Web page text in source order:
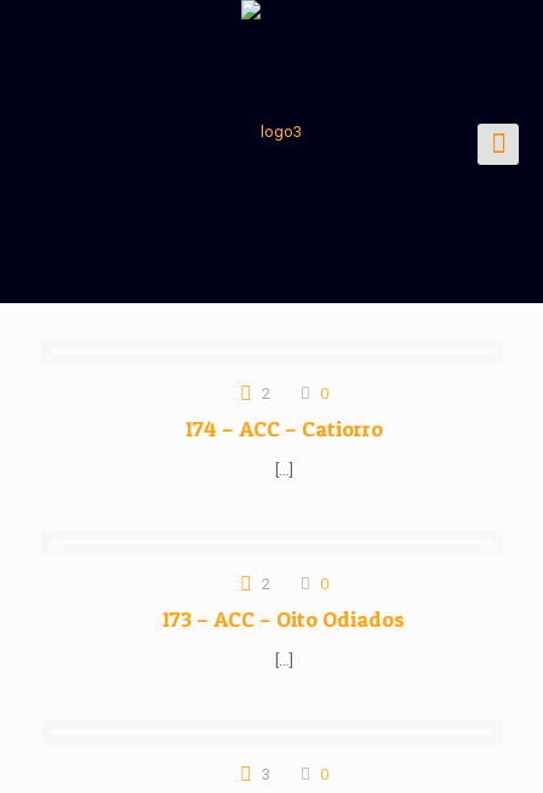
2 0
174 – ACC – Catiorro
[…]
2 0
173 – ACC – Oito Odiados
[…]
3 0